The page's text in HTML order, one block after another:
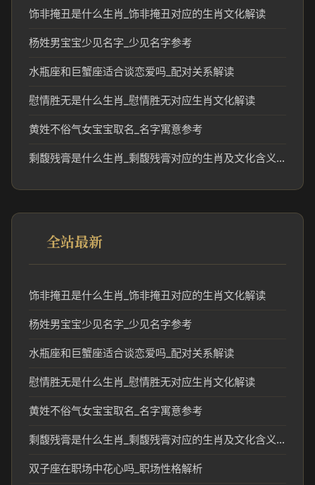
饰非掩丑是什么生肖_饰非掩丑对应的生肖文化解读
杨姓男宝宝少见名字_少见名字参考
水瓶座和巨蟹座适合谈恋爱吗_配对关系解读
慰情胜无是什么生肖_慰情胜无对应生肖文化解读
黄姓不俗气女宝宝取名_名字寓意参考
剩馥残膏是什么生肖_剩馥残膏对应的生肖及文化含义解析
全站最新
饰非掩丑是什么生肖_饰非掩丑对应的生肖文化解读
杨姓男宝宝少见名字_少见名字参考
水瓶座和巨蟹座适合谈恋爱吗_配对关系解读
慰情胜无是什么生肖_慰情胜无对应生肖文化解读
黄姓不俗气女宝宝取名_名字寓意参考
剩馥残膏是什么生肖_剩馥残膏对应的生肖及文化含义解析
双子座在职场中花心吗_职场性格解析